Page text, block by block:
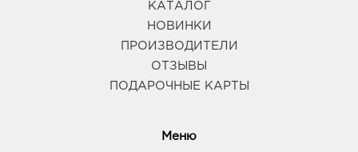
КАТАЛОГ
НОВИНКИ
ПРОИЗВОДИТЕЛИ
ОТЗЫВЫ
ПОДАРОЧНЫЕ КАРТЫ
Меню